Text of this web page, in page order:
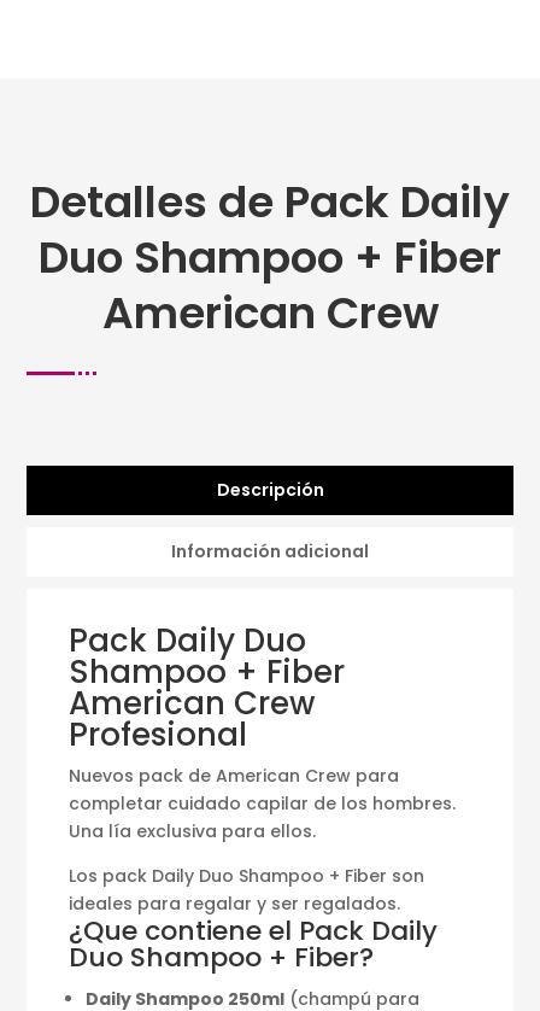
Detalles de Pack Daily
Duo Shampoo + Fiber
American Crew
Descripción
Información adicional
Pack Daily Duo
Shampoo + Fiber
American Crew
Profesional
Nuevos pack de American Crew para
completar cuidado capilar de los hombres.
Una lía exclusiva para ellos.
Los pack Daily Duo Shampoo + Fiber son
ideales para regalar y ser regalados.
¿Que contiene el Pack Daily
Duo Shampoo + Fiber?
Daily Shampoo 250ml (champú para